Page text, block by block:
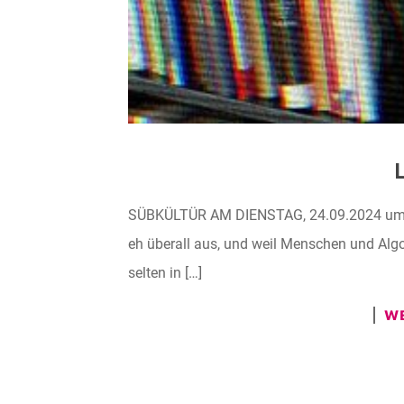
SÜBKÜLTÜR AM DIENSTAG, 24.09.2024
eh überall aus, und weil Menschen und
selten in […]